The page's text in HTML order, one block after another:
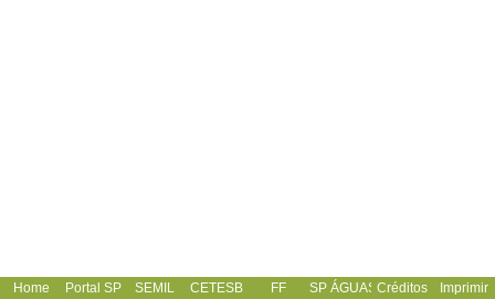
Home Portal SP SEMIL CETESB FF SP ÁGUAS Créditos Imprimir